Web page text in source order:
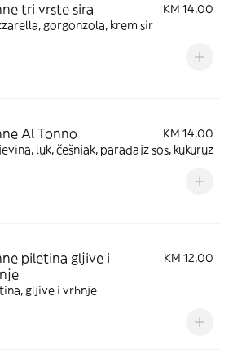
tri vrste sira
KM 14,00
gorgonzola, krem sir
Al Tonno
KM 14,00
luk, češnjak, paradajz sos, kukuruz
piletina gljive i
KM 12,00
gljive i vrhnje